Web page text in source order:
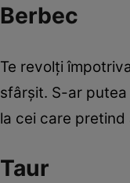
Berbec
Te revolţi
sfârşit. S-ar
la cei care
Taur